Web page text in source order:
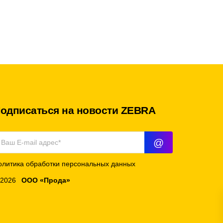
на новости ZEBRA
@
обработки персональных данных
ООО «Прода»